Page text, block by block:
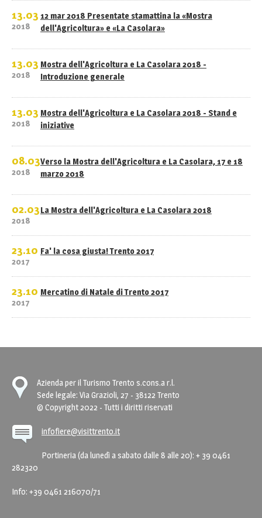
13.03
2018
12 mar 2018 Presentate stamattina la «Mostra
dell'Agricoltura» e «La Casolara»
13.03
2018
Mostra dell'Agricoltura e La Casolara 2018 -
Introduzione generale
13.03
2018
Mostra dell'Agricoltura e La Casolara 2018 - Stand e
iniziative
08.03
2018
Verso la Mostra dell'Agricoltura e La Casolara, 17 e 18
marzo 2018
02.03
2018
La Mostra dell'Agricoltura e La Casolara 2018
23.10
2017
Fa' la cosa giusta! Trento 2017
23.10
2017
Mercatino di Natale di Trento 2017
Azienda per il Turismo Trento s.cons.a r.l.
Sede legale: Via Grazioli, 27 - 38122 Trento
© Copyright 2022 - Tutti i diritti riservati
infofiere@visittrento.it
Portineria (da lunedì a sabato dalle 8 alle 20): + 39 0461
282320
Info: +39 0461 216070/71